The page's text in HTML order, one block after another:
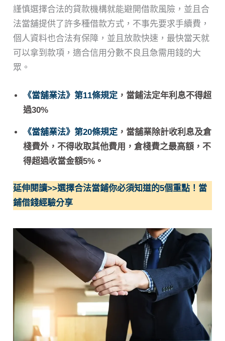
謹慎選擇合法的貸款機構就能避開借款風險，並且合
法當舖提供了許多種借款方式，不事先要求手續費，
個人資料也合法有保障，並且放款快速，最快當天就
可以拿到款項，適合信用分數不良且急需用錢的大
眾。
《當舖業法》第11條規定 ，當鋪法定年利息不得超
過30%
《當舖業法》第20條規定 ，當舖業除計收利息及倉
棧費外，不得收取其他費用，倉棧費之最高額，不
得超過收當金額5%。
延伸閱讀>>選擇合法當鋪你必須知道的5個重點！當
鋪借錢經驗分享